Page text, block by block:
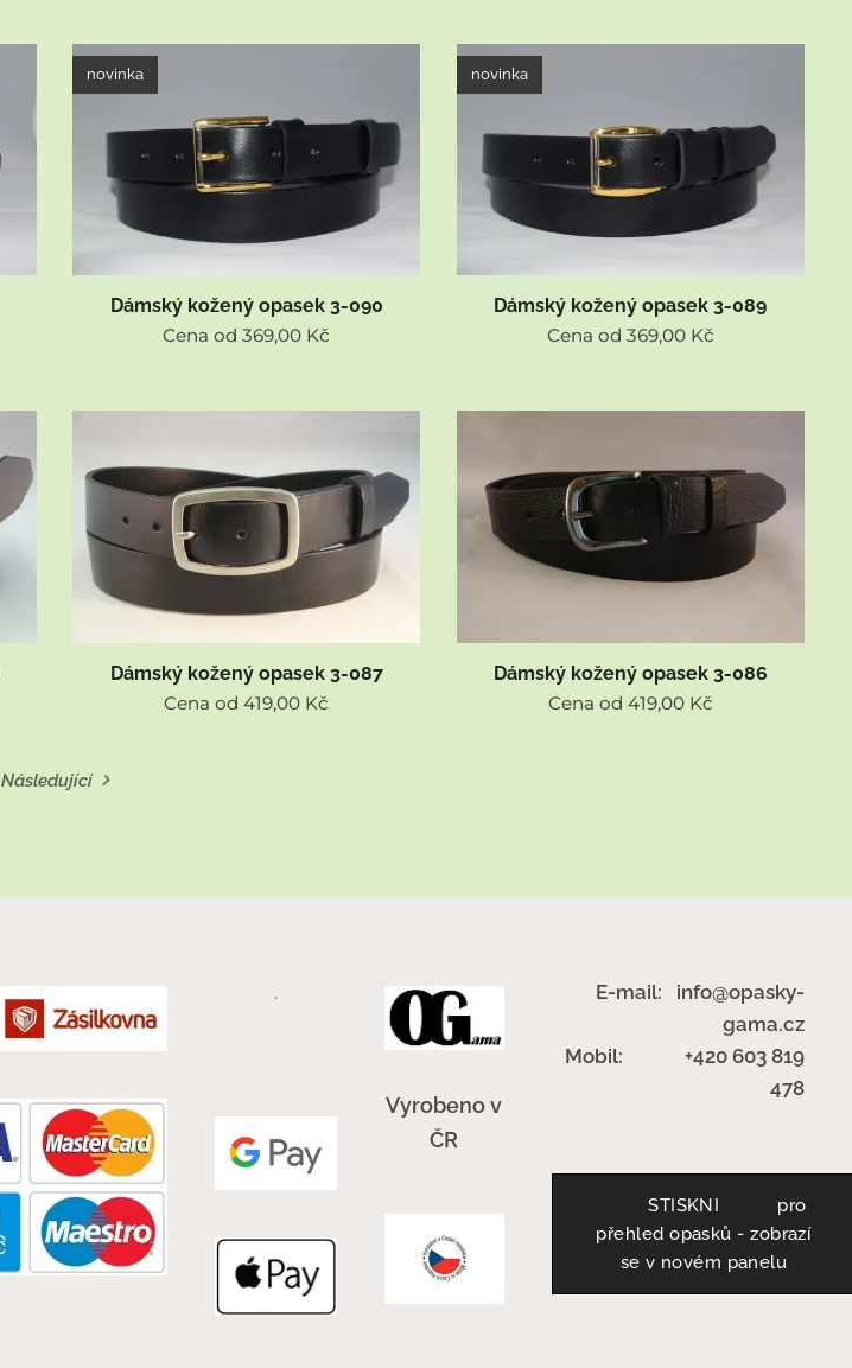
Dámský kožený opasek 3-090
novinka
Cena od369,00 Kč
Dámský kožený opasek 3-089
novinka
Cena od 369,00Kč
Dámský kožený opasek 3-087
Cena od419,00 Kč
Dámský kožený opasek 3-086
Cena od 419,00Kč
Následující
.
Vyrobeno v
ČR
E-mail: info@opasky-
gama.cz
Mobil: +420 603 819
478
STISKNI pro
přehled opasků - zobrazí
se v novém panelu